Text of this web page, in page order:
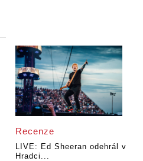
Recenze
LIVE: Ed Sheeran odehrál v
Hradci...